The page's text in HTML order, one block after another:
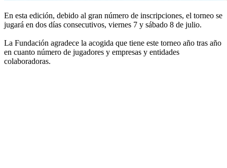
En esta edición, debido al gran número de inscripciones, el torneo se
jugará en dos días consecutivos, viernes 7 y sábado 8 de julio.
La Fundación agradece la acogida que tiene este torneo año tras año
en cuanto número de jugadores y empresas y entidades
colaboradoras.